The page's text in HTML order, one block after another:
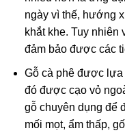
ngày vì thế, hướng
khắt khe. Tuy nhiên
đảm bảo được các
Gỗ cà phê được lựa
đó được cạo vỏ
gỗ chuyên dụng để
mối mọt, ẩm thấp,